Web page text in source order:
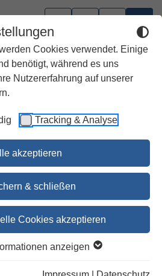
Cookies verwendet. Einige
benötigt, während es uns
Nutzererfahrung auf unserer
Tracking & Analyse
akzeptieren
& schließen
Cookies akzeptieren
anzeigen